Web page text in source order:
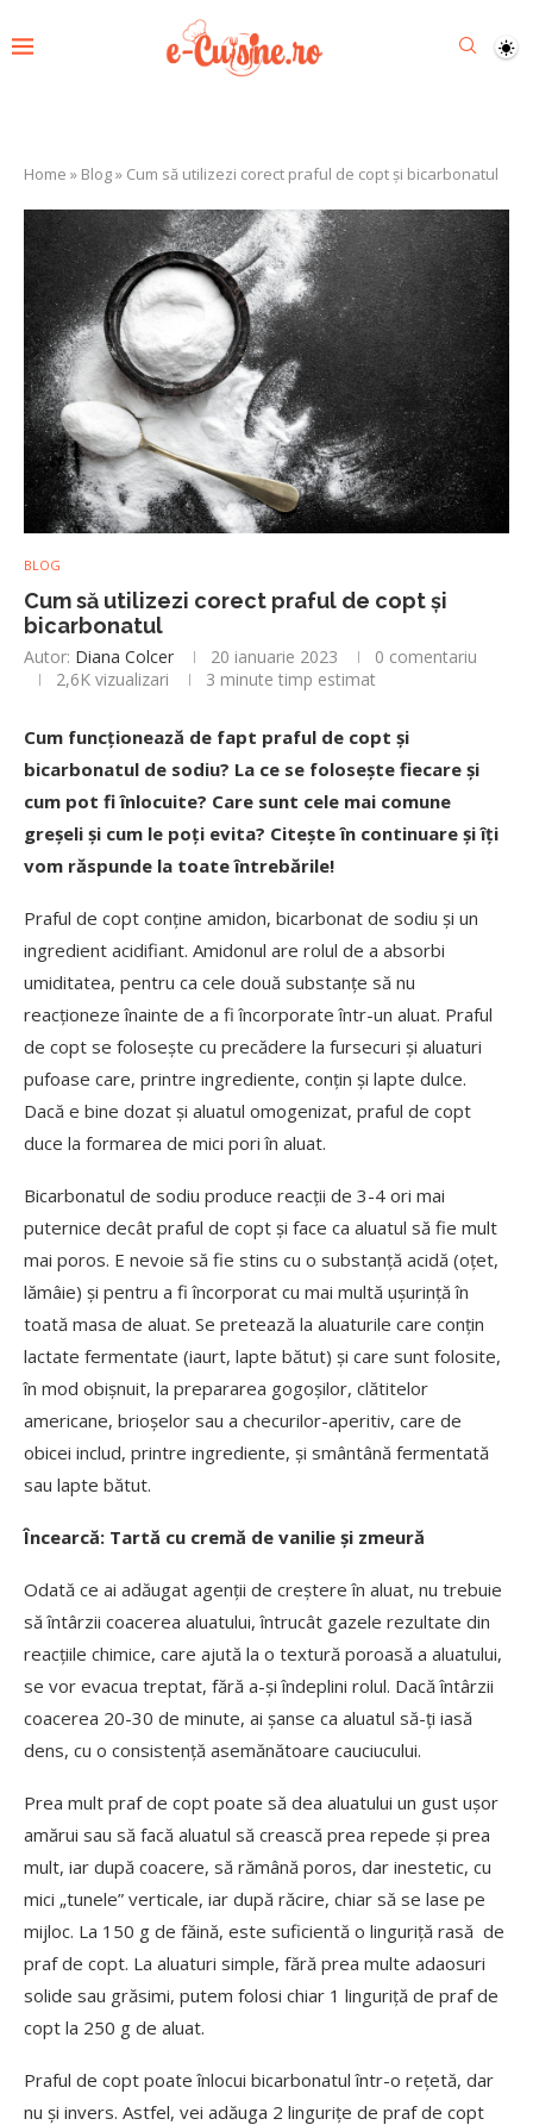
Home » Blog» Cum să utilizezi corect praful de copt și bicarbonatul
BLOG
Cum să utilizezi corect praful de copt și
bicarbonatul
Autor: Diana Colcer 20 ianuarie 2023
0 comentariu
2,6K vizualizari 3 minute timp estimat
Cum funcționează de fapt praful de copt și
bicarbonatul de sodiu? La ce se folosește fiecare și
cum pot fi înlocuite? Care sunt cele mai comune
greșeli și cum le poți evita? Citește în continuare și îți
vom răspunde la toate întrebările!
Praful de copt conține amidon, bicarbonat de sodiu și un
ingredient acidifiant. Amidonul are rolul de a absorbi
umiditatea, pentru ca cele două substanțe să nu
reacționeze înainte de a fi încorporate într-un aluat. Praful
de copt se folosește cu precădere la fursecuri și aluaturi
pufoase care, printre ingrediente, conțin și lapte dulce.
Dacă e bine dozat și aluatul omogenizat, praful de copt
duce la formarea de mici pori în aluat.
Bicarbonatul de sodiu produce reacții de 3-4 ori mai
puternice decât praful de copt și face ca aluatul să fie mult
mai poros. E nevoie să fie stins cu o substanță acidă (oțet,
lămâie) și pentru a fi încorporat cu mai multă ușurință în
toată masa de aluat. Se pretează la aluaturile care conțin
lactate fermentate (iaurt, lapte bătut) și care sunt folosite,
în mod obișnuit, la prepararea gogoșilor, clătitelor
americane, brioșelor sau a checurilor-aperitiv, care de
obicei includ, printre ingrediente, și smântână fermentată
sau lapte bătut.
Încearcă: Tartă cu cremă de vanilie și zmeură
Odată ce ai adăugat agenții de creștere în aluat, nu trebuie
să întârzii coacerea aluatului, întrucât gazele rezultate din
reacțiile chimice, care ajută la o textură poroasă a aluatului,
se vor evacua treptat, fără a-și îndeplini rolul. Dacă întârzii
coacerea 20-30 de minute, ai șanse ca aluatul să-ți iasă
dens, cu o consistență asemănătoare cauciucului.
Prea mult praf de copt poate să dea aluatului un gust ușor
amărui sau să facă aluatul să crească prea repede și prea
mult, iar după coacere, să rămână poros, dar inestetic, cu
mici „tunele” verticale, iar după răcire, chiar să se lase pe
mijloc. La 150 g de făină, este suficientă o linguriță rasă de
praf de copt. La aluaturi simple, fără prea multe adaosuri
solide sau grăsimi, putem folosi chiar 1 linguriță de praf de
copt la 250 g de aluat.
Praful de copt poate înlocui bicarbonatul într-o reţetă, dar
nu și invers. Astfel, vei adăuga 2 linguriţe de praf de copt